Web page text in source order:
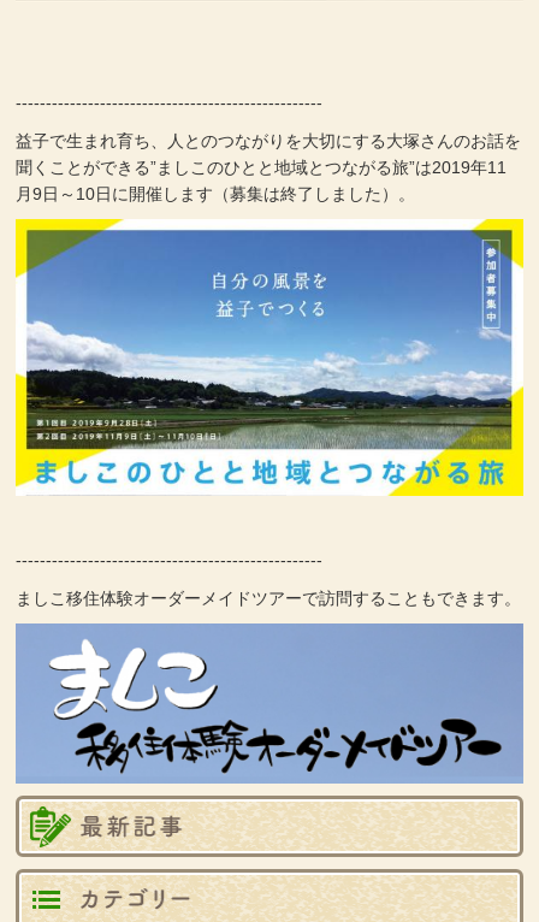
---------------------------------------------------
益子で生まれ育ち、人とのつながりを大切にする大塚さんのお話を
聞くことができる”ましこのひとと地域とつながる旅”は2019年11
月9日～10日に開催します（募集は終了しました）。
---------------------------------------------------
ましこ移住体験オーダーメイドツアーで訪問することもできます。
最
カ